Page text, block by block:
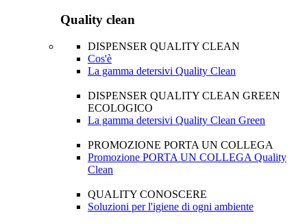
Quality clean
DISPENSER QUALITY CLEAN
Cos'è
La gamma detersivi Quality Clean
DISPENSER QUALITY CLEAN GREEN
ECOLOGICO
La gamma detersivi Quality Clean Green
PROMOZIONE PORTA UN COLLEGA
Promozione PORTA UN COLLEGA Quality
Clean
QUALITY CONOSCERE
Soluzioni per l'igiene di ogni ambiente